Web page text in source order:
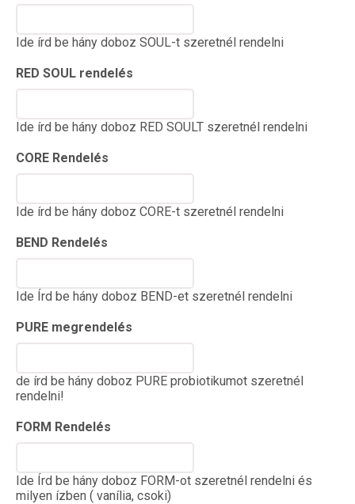
Ide írd be hány doboz SOUL-t szeretnél rendelni
RED SOUL rendelés
Ide írd be hány doboz RED SOULT szeretnél rendelni
CORE Rendelés
Ide írd be hány doboz CORE-t szeretnél rendelni
BEND Rendelés
Ide Írd be hány doboz BEND-et szeretnél rendelni
PURE megrendelés
de írd be hány doboz PURE probiotikumot szeretnél
rendelni!
FORM Rendelés
Ide Írd be hány doboz FORM-ot szeretnél rendelni és
milyen ízben ( vanília, csoki)